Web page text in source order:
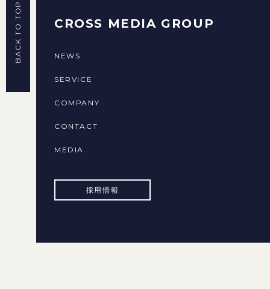
BACK TO TOP CROSS MEDIA GROUP
NEWS
SERVICE
COMPANY
CONTACT
MEDIA
採用情報